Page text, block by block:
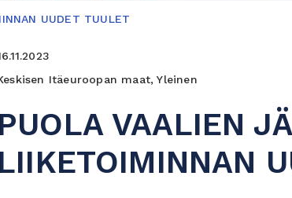
UUDET TUULET
Itäeuroopan maat, Yleinen
PUOLA VAALIEN
LIIKETOIMINNAN